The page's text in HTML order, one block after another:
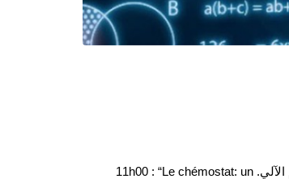
ستُنَظَّم ندوة الرياضيات والإعلام الآلي في جامعة سيدي بلعباس يوم السبت 21 فبراير 2026، الساعة 11:00 صباحًا في القاعة رقم C2 بقسم الاعلام الآلي. 11h00 : “Le chémostat: un